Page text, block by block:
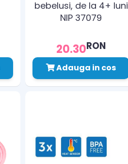
bebelusi, de la 4+ luni
NIP 37079
20.30RON
Adauga in cos